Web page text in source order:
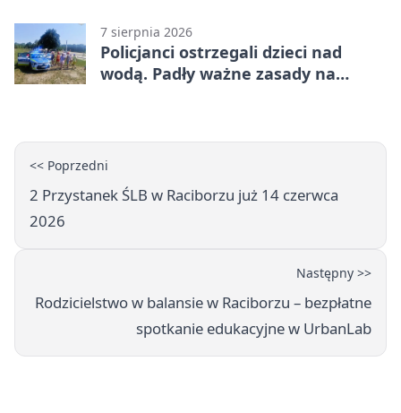
7 sierpnia 2026
Policjanci ostrzegali dzieci nad
wodą. Padły ważne zasady na
<< Poprzedni
2 Przystanek ŚLB w Raciborzu już 14 czerwca
2026
Następny >>
Rodzicielstwo w balansie w Raciborzu – bezpłatne
spotkanie edukacyjne w UrbanLab